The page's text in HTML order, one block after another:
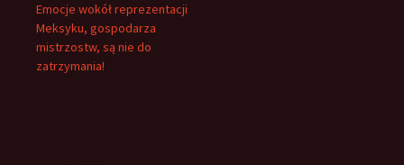
Emocje wokół reprezentacji
Meksyku, gospodarza
mistrzostw, są nie do
zatrzymania!